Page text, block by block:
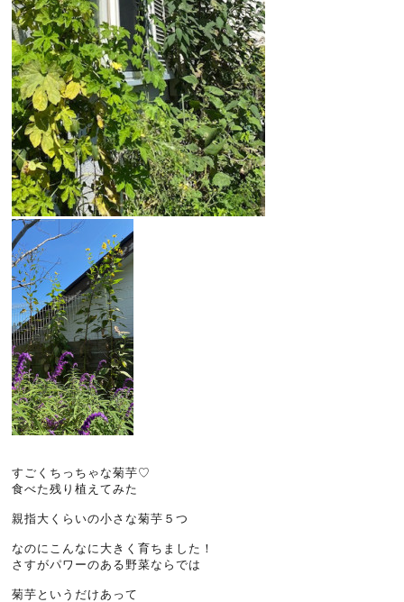
すごくちっちゃな菊芋♡
食べた残り植えてみた
親指大くらいの小さな菊芋５つ
なのにこんなに大きく育ちました！
さすがパワーのある野菜ならでは
菊芋というだけあって